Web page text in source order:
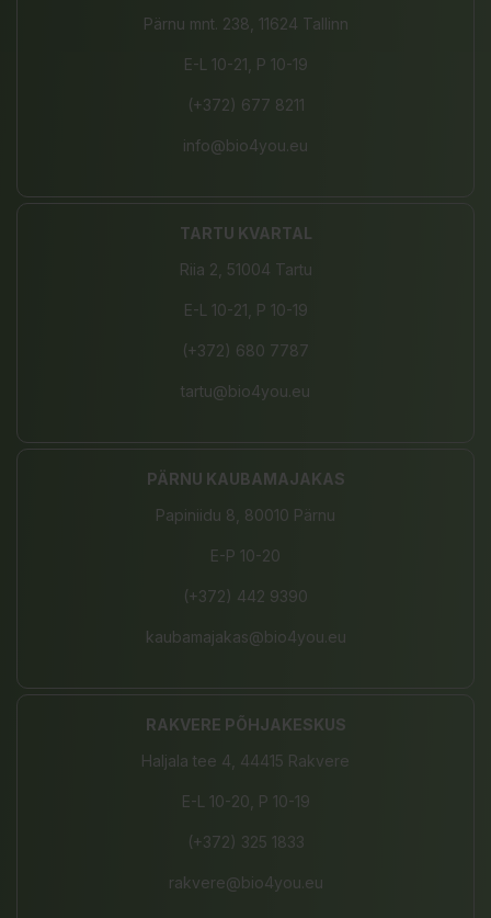
Pärnu mnt. 238, 11624 Tallinn
E-L 10-21, P 10-19
(+372) 677 8211
info@bio4you.eu
TARTU KVARTAL
Riia 2, 51004 Tartu
E-L 10-21, P 10-19
(+372) 680 7787
tartu@bio4you.eu
PÄRNU KAUBAMAJAKAS
Papiniidu 8, 80010 Pärnu
E-P 10-20
(+372) 442 9390
kaubamajakas@bio4you.eu
RAKVERE PÕHJAKESKUS
Haljala tee 4, 44415 Rakvere
E-L 10-20, P 10-19
(+372) 325 1833
rakvere@bio4you.eu